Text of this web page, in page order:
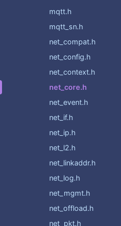
mqtt.h
mqtt_sn.h
net_compat.h
net_config.h
net_context.h
net_core.h
net_event.h
net_if.h
net_ip.h
net_l2.h
net_linkaddr.h
net_log.h
net_mgmt.h
net_offload.h
net_pkt.h